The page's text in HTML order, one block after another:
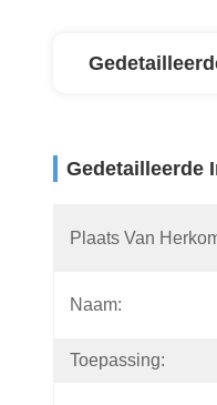
Gedetailleerde
Plaats Van
Naam:
Toepassing: